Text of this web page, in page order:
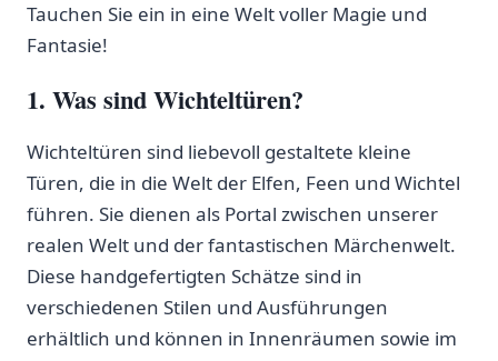
Tauchen Sie ⁤ein in eine Welt voller Magie ⁤und
Fantasie!
1. Was sind Wichteltüren?
Wichteltüren sind liebevoll gestaltete kleine
‍Türen, ‌die in die Welt der Elfen, Feen und Wichtel
führen. Sie dienen als Portal zwischen‍ unserer
realen Welt ​und der⁣ fantastischen Märchenwelt.
Diese handgefertigten Schätze sind in
verschiedenen Stilen und Ausführungen
erhältlich und können in Innenräumen sowie im